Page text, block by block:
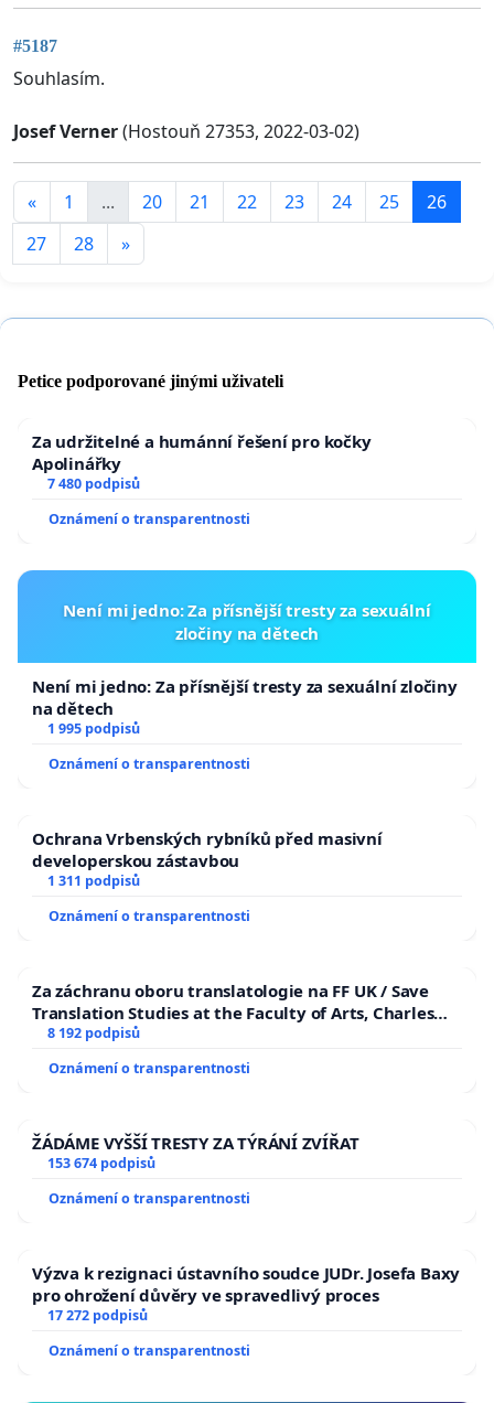
#5187
Souhlasím.
Josef Verner(Hostouň 27353, 2022-03-02)
« 1 ... 20 21 22 23 24 25
26
27
28 »
Petice podporované jinými uživateli
Za udržitelné a humánní řešení pro kočky
Apolinářky
7 480 podpisů
Oznámení o transparentnosti
Není mi jedno: Za přísnější tresty za sexuální
zločiny na dětech
Není mi jedno: Za přísnější tresty za sexuální zločiny
na dětech
1 995 podpisů
Oznámení o transparentnosti
Ochrana Vrbenských rybníků před masivní
developerskou zástavbou
1 311 podpisů
Oznámení o transparentnosti
Za záchranu oboru translatologie na FF UK / Save
Translation Studies at the Faculty of Arts, Charles
University
8 192 podpisů
Oznámení o transparentnosti
ŽÁDÁME VYŠŠÍ TRESTY ZA TÝRÁNÍ ZVÍŘAT
153 674 podpisů
Oznámení o transparentnosti
Výzva k rezignaci ústavního soudce JUDr. Josefa Baxy
pro ohrožení důvěry ve spravedlivý proces
17 272 podpisů
Oznámení o transparentnosti